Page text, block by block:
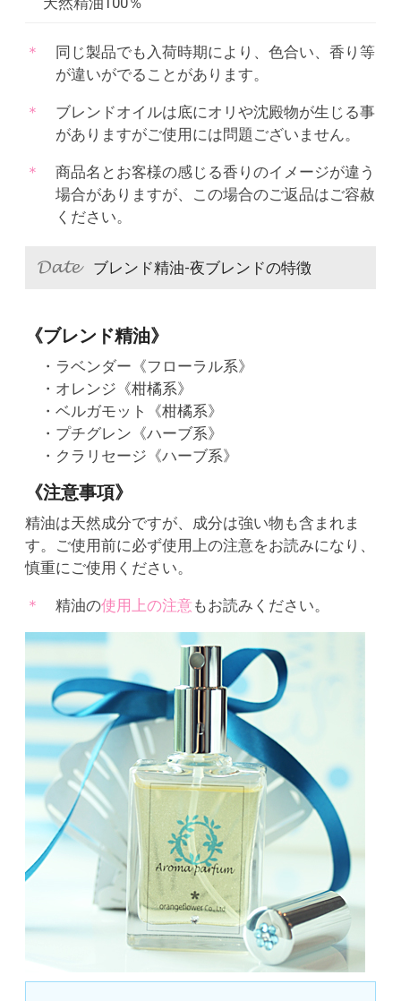
同じ製品でも入荷時期により、色合い、香り等
が違いがでることがあります。
ブレンドオイルは底にオリや沈殿物が生じる事
がありますがご使用には問題ございません。
商品名とお客様の感じる香りのイメージが違う
場合がありますが、この場合のご返品はご容赦
ください。
ブレンド精油-夜ブレンドの特徴
《ブレンド精油》
・ラベンダー《フローラル系》
・オレンジ《柑橘系》
・ベルガモット《柑橘系》
・プチグレン《ハーブ系》
・クラリセージ《ハーブ系》
《注意事項》
精油は天然成分ですが、成分は強い物も含まれま
す。ご使用前に必ず使用上の注意をお読みになり、
慎重にご使用ください。
精油の使用上の注意 もお読みください。